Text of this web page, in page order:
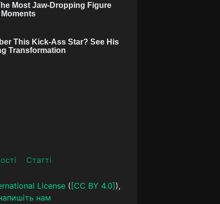
Статті
License( [CC BY 4.0] ),
нам